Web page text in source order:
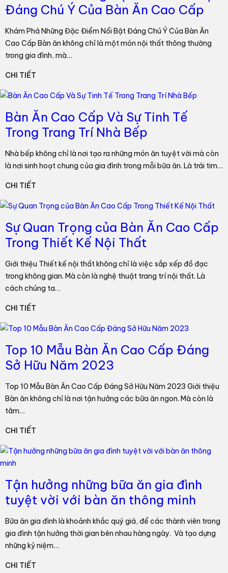
Đáng Chú Ý Của Bàn Ăn Cao Cấp
Khám Phá Những Đặc Điểm Nổi Bật Đáng Chú Ý Của Bàn Ăn
Cao Cấp Bàn ăn không chỉ là một món nội thất thông thường
trong gia đình, mà…
CHI TIẾT
Bàn Ăn Cao Cấp Và Sự Tinh Tế
Trong Trang Trí Nhà Bếp
Nhà bếp không chỉ là nơi tạo ra những món ăn tuyệt vời mà còn
là nơi sinh hoạt chung của gia đình trong mỗi bữa ăn. Là trái tim…
CHI TIẾT
Sự Quan Trọng của Bàn Ăn Cao Cấp
Trong Thiết Kế Nội Thất
Giới thiệu Thiết kế nội thất không chỉ là việc sắp xếp đồ đạc
trong không gian. Mà còn là nghệ thuật trang trí nội thất. Là
cách chúng ta…
CHI TIẾT
Top 10 Mẫu Bàn Ăn Cao Cấp Đáng
Sở Hữu Năm 2023
Top 10 Mẫu Bàn Ăn Cao Cấp Đáng Sở Hữu Năm 2023 Giới thiệu
Bàn ăn không chỉ là nơi tận hưởng các bữa ăn ngon. Mà còn là
tâm…
CHI TIẾT
Tận hưởng những bữa ăn gia đình
tuyệt vời với bàn ăn thông minh
Bữa ăn gia đình là khoảnh khắc quý giá, để các thành viên trong
gia đình tận hưởng thời gian bên nhau hàng ngày. Và tạo dựng
những kỷ niệm…
CHI TIẾT